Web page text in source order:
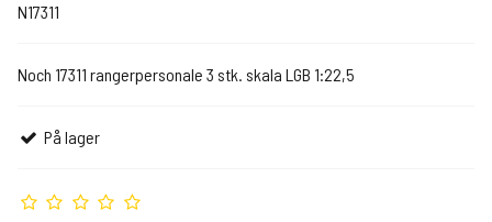
N17311
Noch 17311 rangerpersonale 3 stk. skala LGB 1:22,5
På lager